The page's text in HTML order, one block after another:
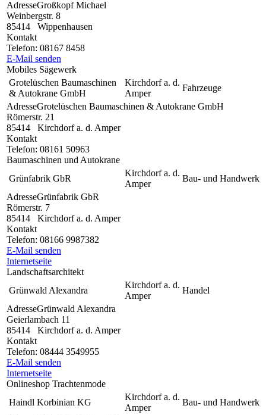
AdresseGroßkopf Michael
Weinbergstr. 8
85414
Wippenhausen
Kontakt
Telefon: 08167 8458
E-Mail senden
Mobiles Sägewerk
Grotelüschen Baumaschinen
& Autokrane GmbH
Kirchdorf a. d.
Amper
Fahrzeuge
AdresseGrotelüschen Baumaschinen & Autokrane GmbH
Römerstr. 21
85414
Kirchdorf a. d. Amper
Kontakt
Telefon: 08161 50963
Baumaschinen und Autokrane
Grünfabrik GbR
Kirchdorf a. d.
Amper
Bau- und Handwerk
AdresseGrünfabrik GbR
Römerstr. 7
85414
Kirchdorf a. d. Amper
Kontakt
Telefon: 08166 9987382
E-Mail senden
Internetseite
Landschaftsarchitekt
Grünwald Alexandra
Kirchdorf a. d.
Amper
Handel
AdresseGrünwald Alexandra
Geierlambach 11
85414
Kirchdorf a. d. Amper
Kontakt
Telefon: 08444 3549955
E-Mail senden
Internetseite
Onlineshop Trachtenmode
Haindl Korbinian KG
Kirchdorf a. d.
Amper
Bau- und Handwerk